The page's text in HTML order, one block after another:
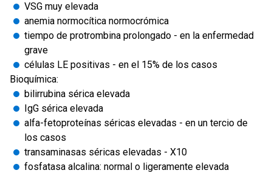
VSG muy elevada
anemia normocítica normocrómica
tiempo de protrombina prolongado - en la enfermedad
grave
células LE positivas - en el 15% de los casos
Bioquímica:
bilirrubina sérica elevada
IgG sérica elevada
alfa-fetoproteínas séricas elevadas - en un tercio de
los casos
transaminasas séricas elevadas - X10
fosfatasa alcalina: normal o ligeramente elevada